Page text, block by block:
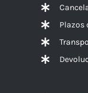
Plazos